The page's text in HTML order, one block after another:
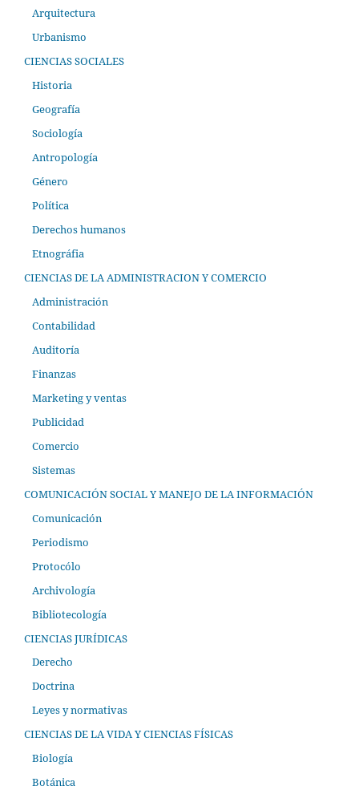
Arquitectura
Urbanismo
CIENCIAS SOCIALES
Historia
Geografía
Sociología
Antropología
Género
Política
Derechos humanos
Etnográfia
CIENCIAS DE LA ADMINISTRACION Y COMERCIO
Administración
Contabilidad
Auditoría
Finanzas
Marketing y ventas
Publicidad
Comercio
Sistemas
COMUNICACIÓN SOCIAL Y MANEJO DE LA INFORMACIÓN
Comunicación
Periodismo
Protocólo
Archivología
Bibliotecología
CIENCIAS JURÍDICAS
Derecho
Doctrina
Leyes y normativas
CIENCIAS DE LA VIDA Y CIENCIAS FÍSICAS
Biología
Botánica